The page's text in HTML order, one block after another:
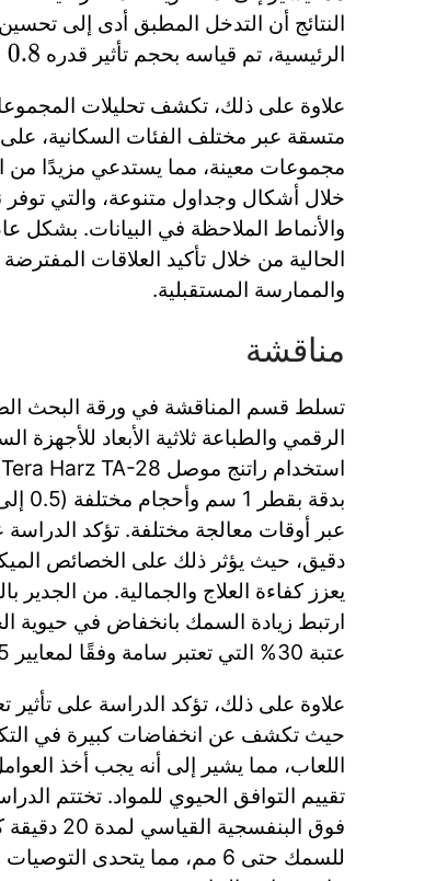
النتائج أن التدخل المطبق أدى إلى
الرئيسية، تم قياسه بحجم تأثير قدره
علاوة على ذلك، تكشف تحليلات
متسقة عبر مختلف الفئات السكانية،
مجموعات معينة، مما يستدعي مزيدًا من
خلال أشكال وجداول متنوعة، والتي
والأنماط الملاحظة في البيانات. بشكل
الحالية من خلال تأكيد العلاقات
والممارسة المستقبلية.
مناقشة
تسلط قسم المناقشة في ورقة البحث
الرقمي والطباعة ثلاثية الأبعاد
عبر أوقات معالجة مختلفة. تؤكد
دقيق، حيث يؤثر ذلك على الخصائص
يعزز كفاءة العلاج والجمالية. من الجدير
ارتبط زيادة السمك بانخفاض في حيوية
عتبة 30% التي تعتبر سامة وفقًا لمعايير ISO 10993-5.
علاوة على ذلك، تؤكد الدراسة على تأثير
حيث تكشف عن انخفاضات كبيرة في
اللعاب، مما يشير إلى أنه يجب أخذ
تقييم التوافق الحيوي للمواد. تختتم
فوق
للسمك حتى 6 مم، مما يتحدى